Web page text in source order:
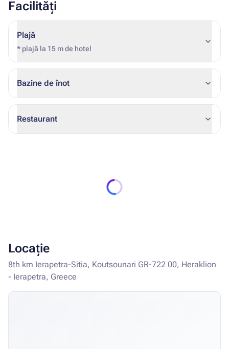
Facilități
Plajă
* plajă la 15 m de hotel
Bazine de înot
Restaurant
Locație
8th km Ierapetra-Sitia, Koutsounari GR-722 00, Heraklion
- Ierapetra, Greece